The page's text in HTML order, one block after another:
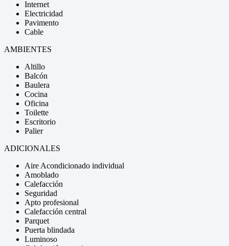
Internet
Electricidad
Pavimento
Cable
AMBIENTES
Altillo
Balcón
Baulera
Cocina
Oficina
Toilette
Escritorio
Palier
ADICIONALES
Aire Acondicionado individual
Amoblado
Calefacción
Seguridad
Apto profesional
Calefacción central
Parquet
Puerta blindada
Luminoso